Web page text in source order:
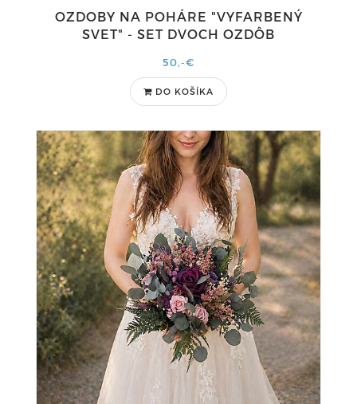
OZDOBY NA POHÁRE "VYFARBENÝ
SVET" - SET DVOCH OZDÔB
50,-€
DO KOŠÍKA